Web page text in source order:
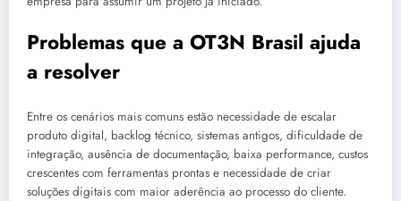
Problemas que a OT3N Brasil ajuda
a resolver
Entre os cenários mais comuns estão necessidade de escalar
produto digital, backlog técnico, sistemas antigos, dificuldade de
integração, ausência de documentação, baixa performance, custos
crescentes com ferramentas prontas e necessidade de criar
soluções digitais com maior aderência ao processo do cliente.